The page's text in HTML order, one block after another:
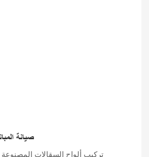
صيانة
تركيب ألواح السقالات